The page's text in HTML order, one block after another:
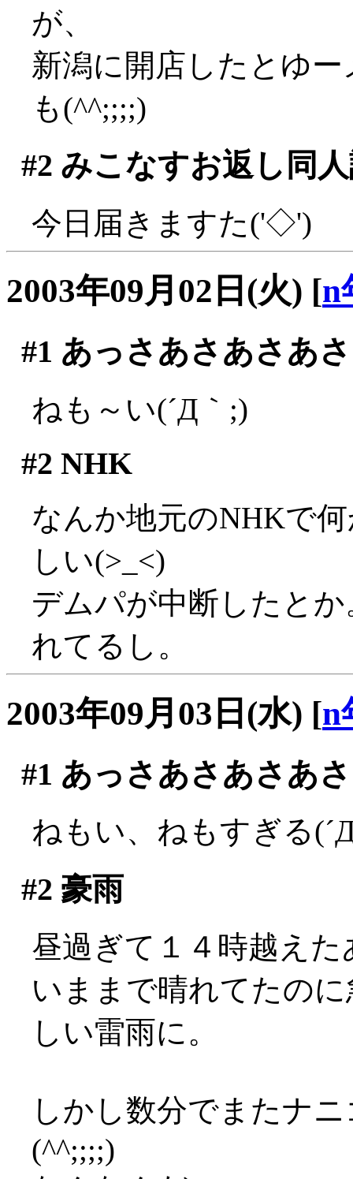
が、
新潟に開店したとゆ
も(^^;;;;)
#2 みこなすお返し同
今日届きますた('◇')ゞ
2003年09月02日(火) [n
#1 あっさあさあさあ
ねも～い(´Д｀;)
#2 NHK
なんか地元のNHKで
しい(>_<)
デムパが中断したと
れてるし。
2003年09月03日(水) [n
#1 あっさあさあさあ
ねもい、ねもすぎる
#2 豪雨
昼過ぎて１４時越え
いままで晴れてたの
しい雷雨に。
しかし数分でまたナ
(^^;;;;)